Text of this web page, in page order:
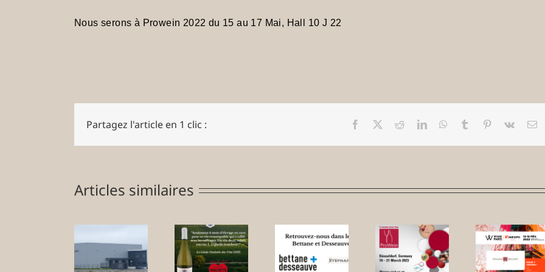
Nous serons à Prowein 2022 du 15 au 17 Mai, Hall 10 J 22
Partagez l'article en 1 clic : Facebook RedditLinkedInWhatsApp
Tumblr Pinterest
Vk
Articles similaires